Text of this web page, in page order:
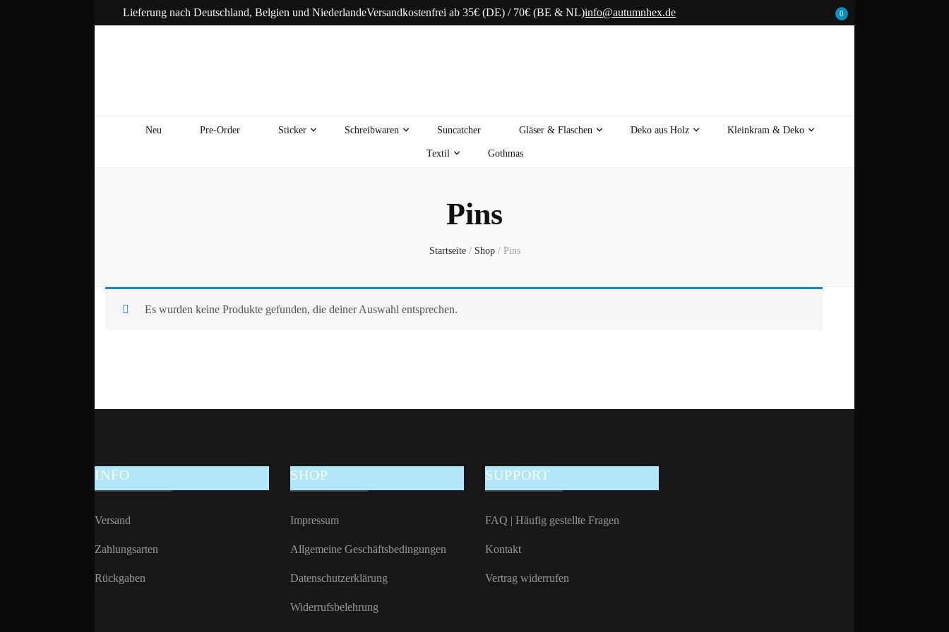
Lieferung nach Deutschland, Belgien und NiederlandeVersandkostenfrei ab 35€ (DE) / 70€ (BE & NL)info@autumnhex.de 0
Neu Pre-Order Sticker Schreibwaren Suncatcher Gläser & Flaschen Deko aus Holz Kleinkram & Deko
Textil Gothmas
Pins
Startseite / Shop / Pins
Es wurden keine Produkte gefunden, die deiner Auswahl entsprechen.
INFO
Versand
Zahlungsarten
Rückgaben
SHOP
Impressum
Allgemeine Geschäftsbedingungen
Datenschutzerklärung
Widerrufsbelehrung
SUPPORT
FAQ | Häufig gestellte Fragen
Kontakt
Vertrag widerrufen